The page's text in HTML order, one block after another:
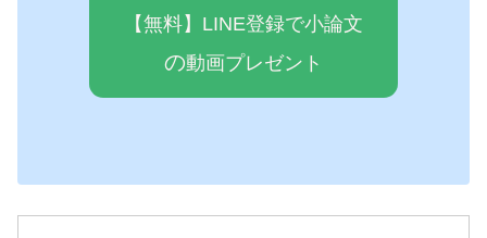
【無料】LINE登録で小論文
の動画プレゼン ト